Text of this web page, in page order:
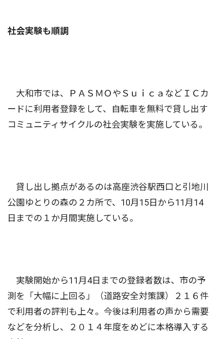
社会実験も順調
大和市では、ＰＡＳＭＯやＳｕｉｃａなどＩＣカ
ードに利用者登録をして、自転車を無料で貸し出す
コミュニティサイクルの社会実験を実施している。
貸し出し拠点があるのは高座渋谷駅西口と引地川
公園ゆとりの森の２カ所で、10月15日から11月14
日までの１か月間実施している。
実験開始から11月4日までの登録者数は、市の予
測を「大幅に上回る」（道路安全対策課）２１６件
で利用者の評判も上々。今後は利用者の声から需要
などを分析し、２０１４年度をめどに本格導入する